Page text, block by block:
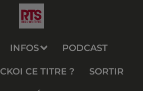
INFOS PODCAST
CKOI CE TITRE ? SORTIR